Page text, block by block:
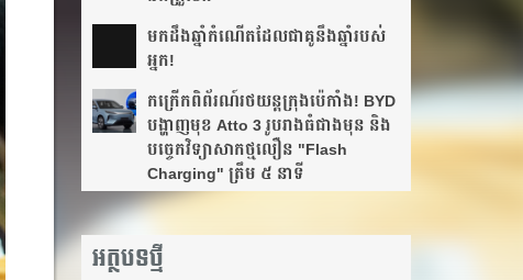
មក​ដឹងឆ្នាំ​កំណើត​ដែល​ជា​គូ​នឹង​ឆ្នាំ​របស់​
អ្នក!​
កក្រើកពិព័រណ៍រថយន្តក្រុងប៉េកាំង! BYD
បង្ហាញមុខ Atto 3 រូបរាងធំជាងមុន និង
បច្ចេកវិទ្យាសាកថ្មលឿន "Flash
Charging" ត្រឹម ៥ នាទី
អត្ថបទថ្មី